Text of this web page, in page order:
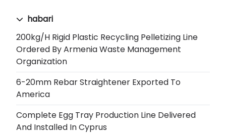
habari
200kg/h Rigid Plastic Recycling Pelletizing Line
Ordered By Armenia Waste Management
Organization
6-20mm Rebar Straightener Exported To
America
Complete Egg Tray Production Line Delivered
And Installed In Cyprus